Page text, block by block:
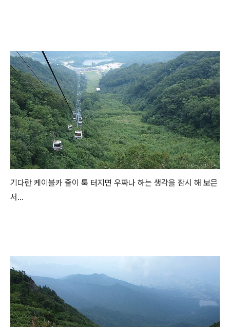
기다란 케이블카 줄이 툭 터지면 우짜나 하는 생각을 잠시 해 보믄
서...